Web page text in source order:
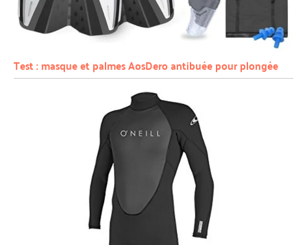
Test : masque et palmes AosDero antibuée pour plongée